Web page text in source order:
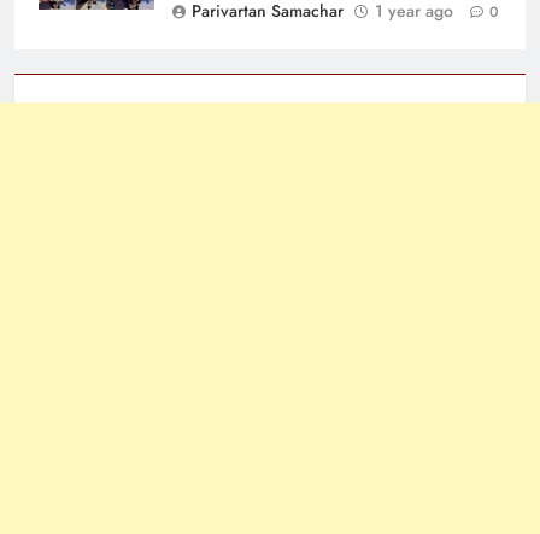
Parivartan Samachar
1 year ago 0